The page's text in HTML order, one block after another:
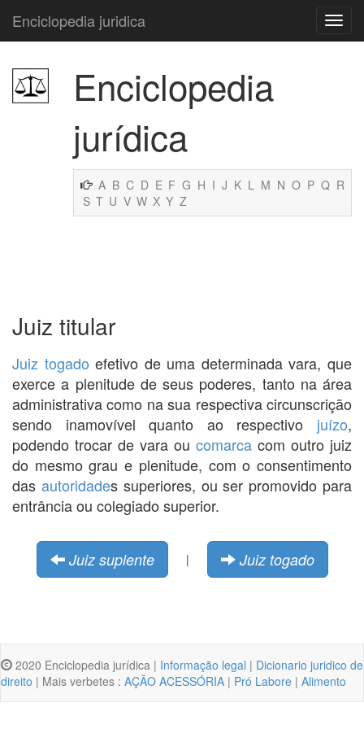
Enciclopedia juridica
Enciclopedia
jurídica
A B C D E F G H I J K L M N O P Q R
S T U V W X Y Z
Juiz titular
Juiz togado efetivo de uma determinada vara, que
exerce a plenitude de seus poderes, tanto na área
administrativa como na sua respectiva circunscrição
sendo inamovível quanto ao respectivo juízo,
podendo trocar de vara ou comarca com outro juiz
do mesmo grau e plenitude, com o consentimento
das autoridades superiores, ou ser promovido para
entrância ou colegiado superior.
Juiz suplente | Juiz togado
2020 Enciclopedia jurídica | Informação legal | Dicionario juridico de
direito | Mais verbetes : AÇÃO ACESSÓRIA | Pró Labore | Alimento